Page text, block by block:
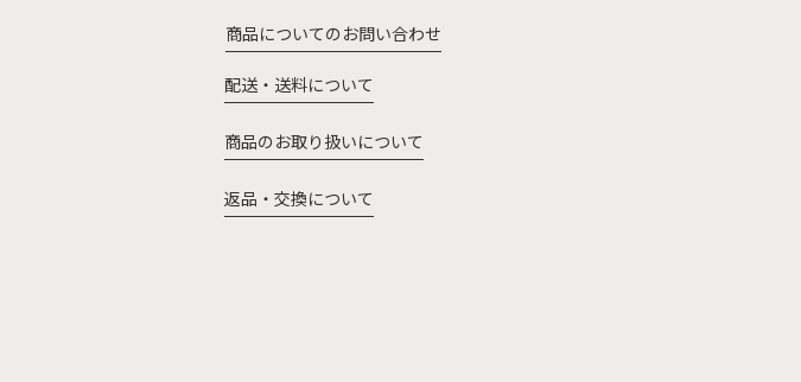
商品についてのお問い合わせ
配送・送料について
商品のお取り扱いについて
返品・交換について